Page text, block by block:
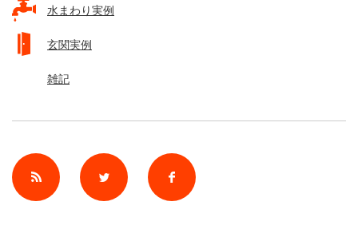
水まわり実例
玄関実例
雑記
Twitter